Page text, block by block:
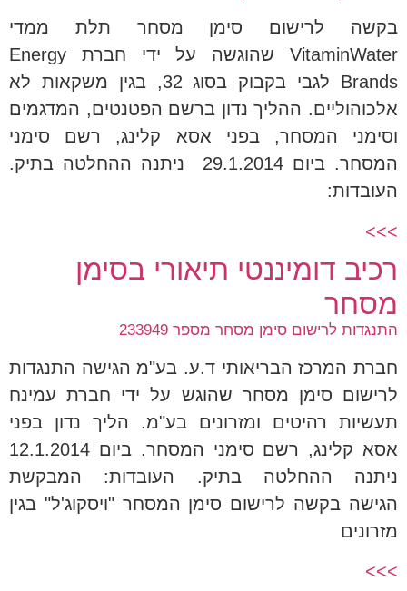
בקשה לרישום סימן מסחר תלת ממדי
VitaminWater שהוגשה על ידי חברת Energy
Brands לגבי בקבוק בסוג 32, בגין משקאות לא
אלכוהוליים. ההליך נדון ברשם הפטנטים, המדגמים
וסימני המסחר, בפני אסא קלינג, רשם סימני
המסחר. ביום 29.1.2014 ניתנה ההחלטה בתיק.
העובדות:
>>>
רכיב דומיננטי תיאורי בסימן
מסחר
התנגדות לרישום סימן מסחר מספר 233949
חברת המרכז הבריאותי ד.ע. בע"מ הגישה התנגדות
לרישום סימן מסחר שהוגש על ידי חברת עמינח
תעשיות רהיטים ומזרונים בע"מ. הליך נדון בפני
אסא קלינג, רשם סימני המסחר. ביום 12.1.2014
ניתנה ההחלטה בתיק. העובדות: המבקשת
הגישה בקשה לרישום סימן המסחר "ויסקוג'ל" בגין
מזרונים
>>>